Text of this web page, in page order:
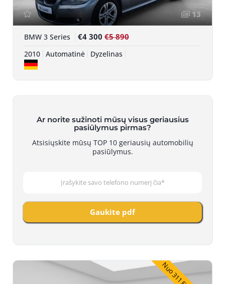
13
BMW 3 Series €4 300 €5 890
2010 Automatinė Dyzelinas
Ar norite sužinoti mūsų visus geriausius
pasiūlymus pirmas?
Atsisiųskite mūsų TOP 10 geriausių automobilių
pasiūlymus.
Gaukite pdf